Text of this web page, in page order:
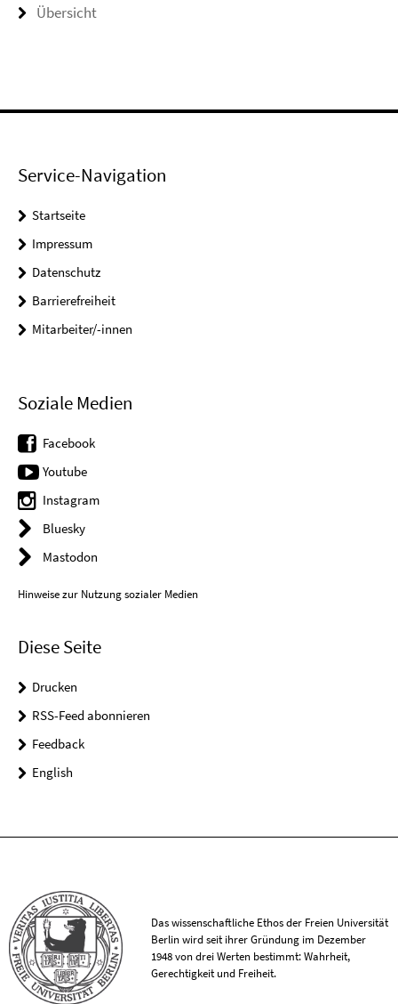
Übersicht
Service-Navigation
Startseite
Impressum
Datenschutz
Barrierefreiheit
Mitarbeiter/-innen
Soziale Medien
Facebook
Youtube
Instagram
Bluesky
Mastodon
Hinweise zur Nutzung sozialer Medien
Diese Seite
Drucken
RSS-Feed abonnieren
Feedback
English
Das wissenschaftliche Ethos der Freien Universität
Berlin wird seit ihrer Gründung im Dezember
1948 von drei Werten bestimmt: Wahrheit,
Gerechtigkeit und Freiheit.